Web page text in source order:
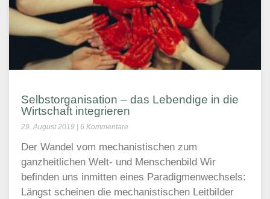
Selbstorganisation – das Lebendige in die
Wirtschaft integrieren
29. August 2019 6 Kommentare
Der Wandel vom mechanistischen zum
ganzheitlichen Welt- und Menschenbild Wir
befinden uns inmitten eines Paradigmenwechsels:
Längst scheinen die mechanistischen Leitbilder